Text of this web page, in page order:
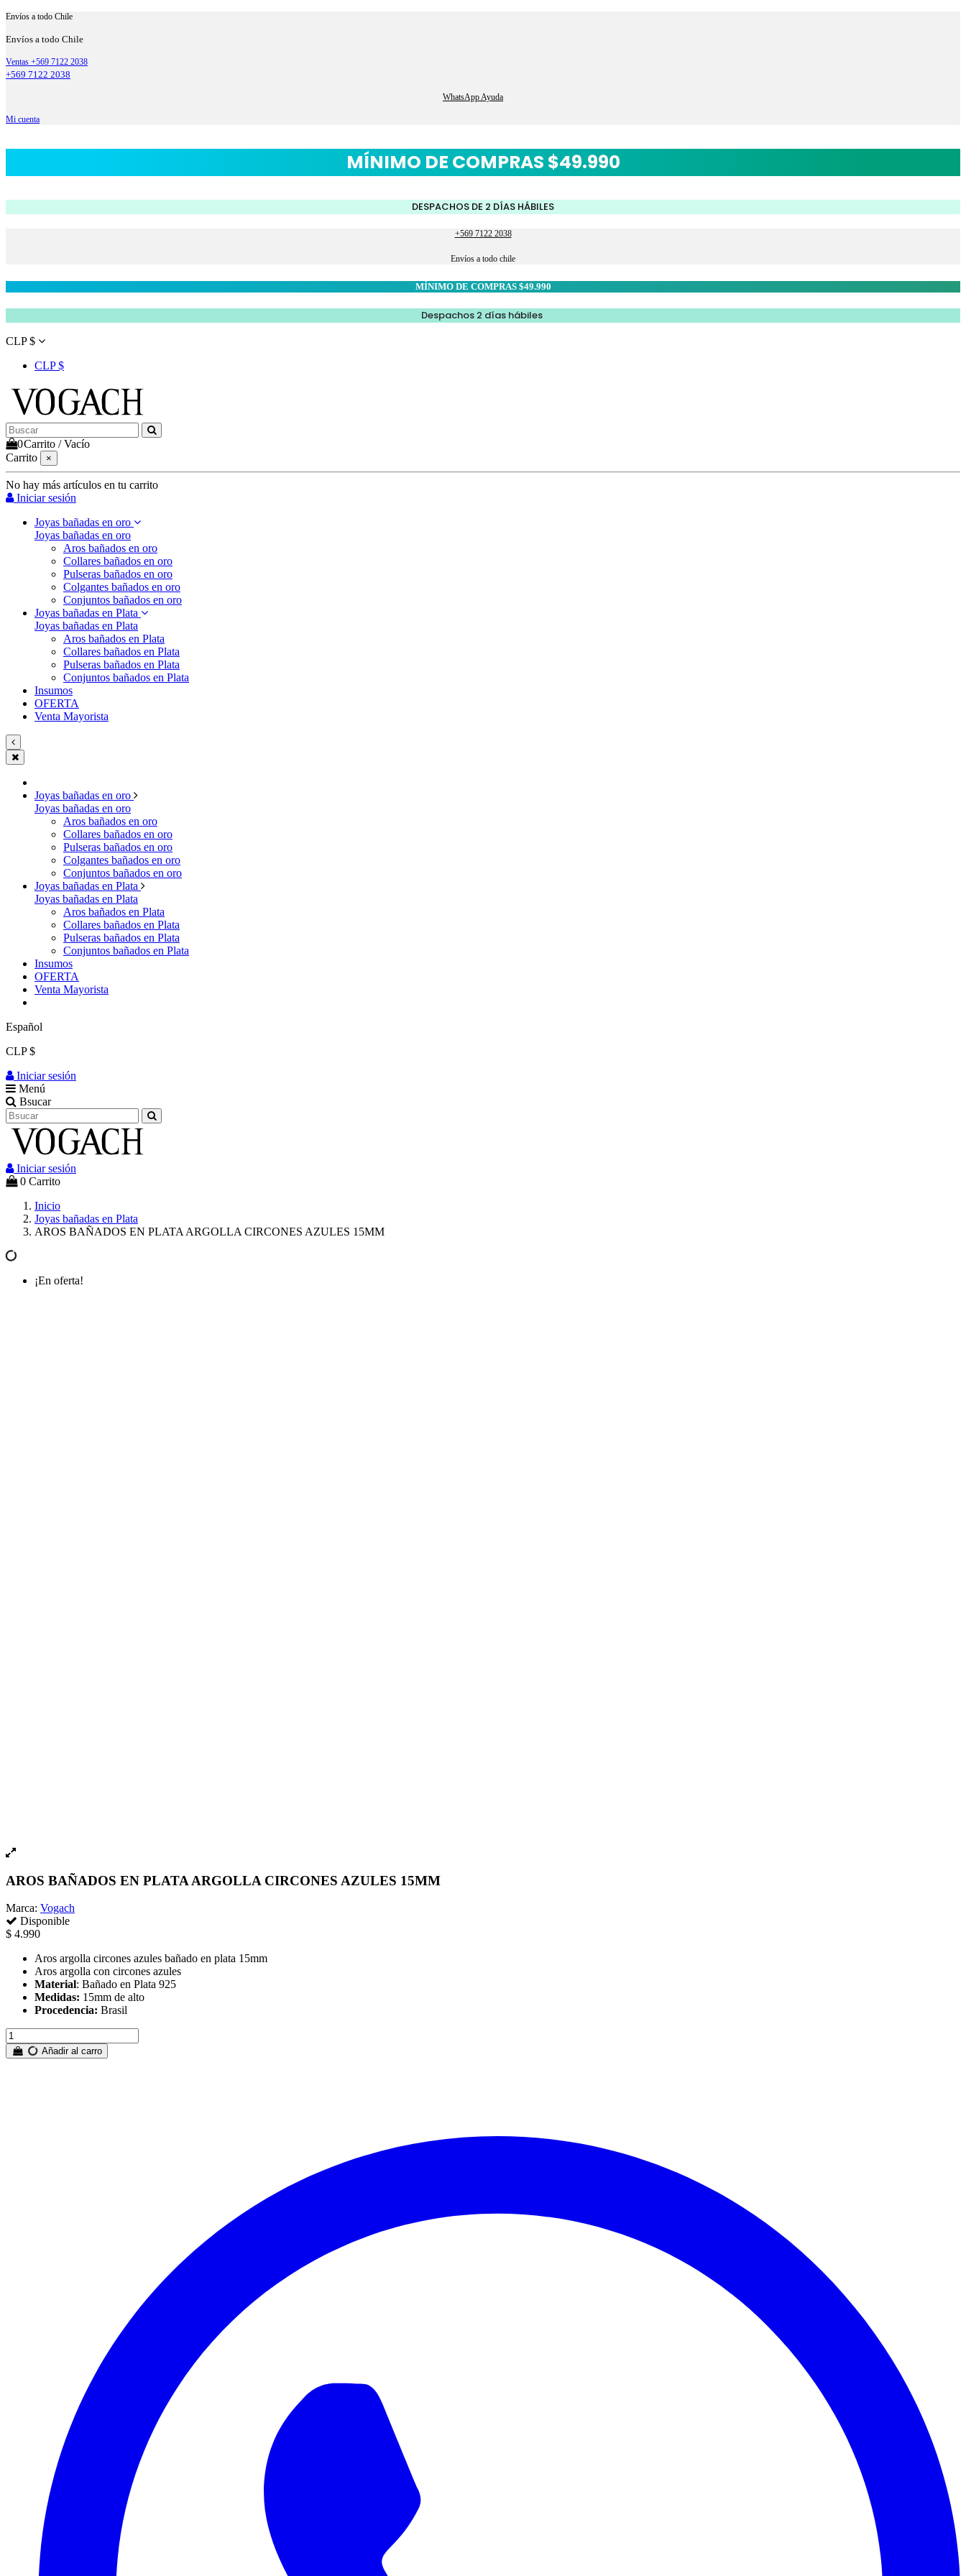
Envíos a todo Chile
Envíos a todo Chile
Ventas +569 7122 2038
+569 7122 2038
WhatsApp Ayuda
Mi cuenta
MÍNIMO DE COMPRAS $49.990
DESPACHOS DE 2 DÍAS HÁBILES
+569 7122 2038
Envíos a todo chile
MÍNIMO DE COMPRAS $49.990
Despachos 2 días hábiles
CLP $
CLP $
0Carrito /Vacío
Carrito
×
No hay más artículos en tu carrito
Iniciar sesión
Joyas bañadas en oro
Joyas bañadas en oro
Aros bañados en oro
Collares bañados en oro
Pulseras bañados en oro
Colgantes bañados en oro
Conjuntos bañados en oro
Joyas bañadas en Plata
Joyas bañadas en Plata
Aros bañados en Plata
Collares bañados en Plata
Pulseras bañados en Plata
Conjuntos bañados en Plata
Insumos
OFERTA
Venta Mayorista
Joyas bañadas en oro
Joyas bañadas en oro
Aros bañados en oro
Collares bañados en oro
Pulseras bañados en oro
Colgantes bañados en oro
Conjuntos bañados en oro
Joyas bañadas en Plata
Joyas bañadas en Plata
Aros bañados en Plata
Collares bañados en Plata
Pulseras bañados en Plata
Conjuntos bañados en Plata
Insumos
OFERTA
Venta Mayorista
Español
CLP $
Iniciar sesión
Menú
Bsucar
Iniciar sesión
0 Carrito
Inicio
Joyas bañadas en Plata
AROS BAÑADOS EN PLATA ARGOLLA CIRCONES AZULES 15MM
¡En oferta!
AROS BAÑADOS EN PLATA ARGOLLA CIRCONES AZULES 15MM
Marca: Vogach
Disponible
$ 4.990
Aros argolla circones azules bañado en plata 15mm
Aros argolla con circones azules
Material: Bañado en Plata 925
Medidas: 15mm de alto
Procedencia: Brasil
Añadir al carro